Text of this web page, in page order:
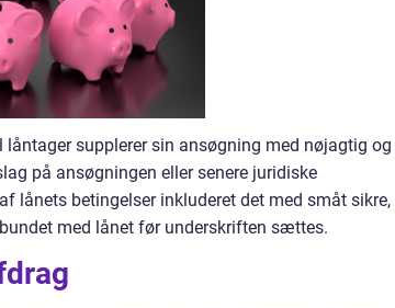
supplerer sin ansøgning med nøjagtig og
på ansøgningen eller senere juridiske
lånets betingelser inkluderet det med småt sikre,
med lånet før underskriften sættes.